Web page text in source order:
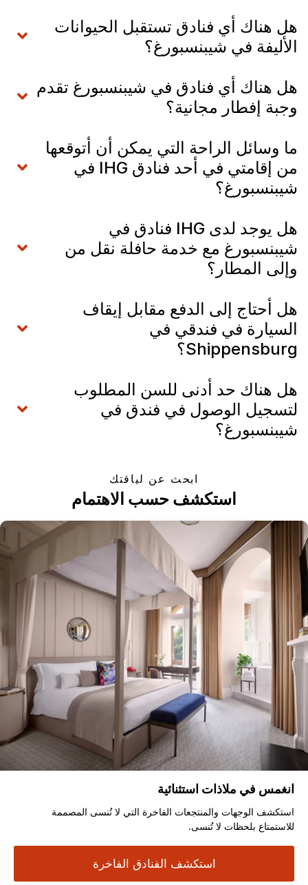
هل هناك أي فنادق تستقبل الحيوانات
الأليفة في شيبنسبورغ؟
هل هناك أي فنادق في شيبنسبورغ تقدم
وجبة إفطار مجانية؟
ما وسائل الراحة التي يمكن أن أتوقعها
من إقامتي في أحد فنادق IHG في
شيبنسبورغ؟
هل يوجد لدى IHG فنادق في
شيبنسبورغ مع خدمة حافلة نقل من
وإلى المطار؟
هل أحتاج إلى الدفع مقابل إيقاف
السيارة في فندقي في
Shippensburg؟
هل هناك حد أدنى للسن المطلوب
لتسجيل الوصول في فندق في
شيبنسبورغ؟
ابحث عن لياقتك
استكشف حسب الاهتمام
انغمس في ملاذات استثنائية
استكشف الوجهات والمنتجعات الفاخرة التي لا تُنسى المصممة
للاستمتاع بلحظات لا تُنسى.
استكشف الفنادق الفاخرة